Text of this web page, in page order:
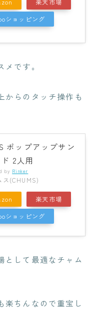
楽天市場
ショッピング
です。
からのタッチ操作も
ポップアップサン
2人用
by Rinker
ス(CHUMS)
楽天市場
ショッピング
として最適なチャム
楽ちんなので重宝し